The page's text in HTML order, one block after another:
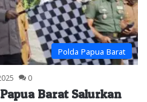
Polda Papua Barat
0
Barat Salurkan